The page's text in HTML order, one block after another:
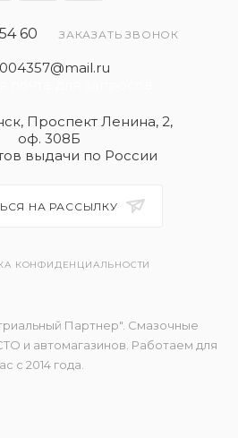
60 ЗАКАЗАТЬ ЗВОНОК
Проспект Ленина, 2,
оф. 308Б
выдачи по России
НА РАССЫЛКУ
КОНФИДЕНЦИАЛЬНОСТИ
Партнер". Смазочные
и автомагазинов. Работаем для
с 2014 года.